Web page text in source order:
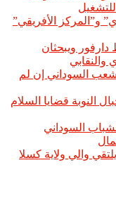
و”المركز الأفريقي”
ويبحثان
والنقابي
السوداني إن لم
النوبة قضايا السلام
السوداني
والي ولاية كسلا